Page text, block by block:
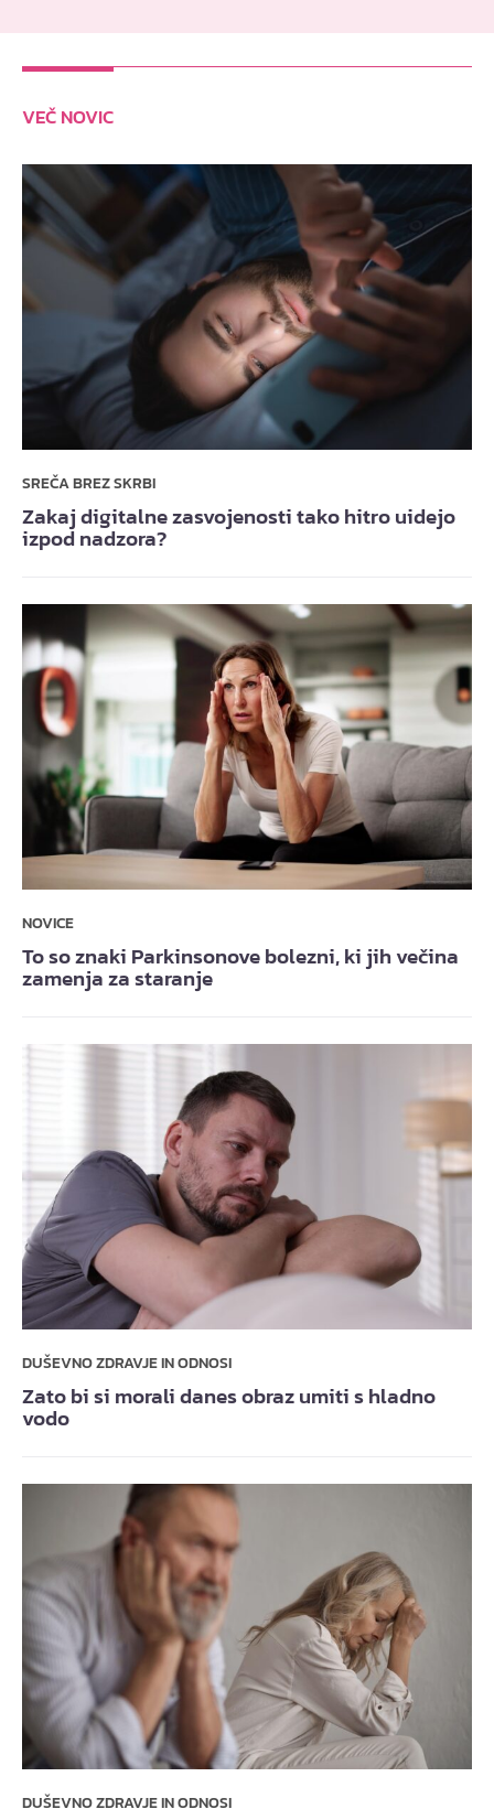
VEČ NOVIC
SREČA BREZ SKRBI
Zakaj digitalne zasvojenosti tako hitro uidejo
izpod nadzora?
NOVICE
To so znaki Parkinsonove bolezni, ki jih večina
zamenja za staranje
DUŠEVNO ZDRAVJE IN ODNOSI
Zato bi si morali danes obraz umiti s hladno
vodo
DUŠEVNO ZDRAVJE IN ODNOSI